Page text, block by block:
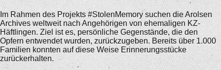
Im Rahmen des Projekts #StolenMemory suchen die Arolsen
Archives weltweit nach Angehörigen von ehemaligen KZ-
Häftlingen. Ziel ist es, persönliche Gegenstände, die den
Opfern entwendet wurden, zurückzugeben. Bereits über 1.000
Familien konnten auf diese Weise Erinnerungsstücke
zurückerhalten.